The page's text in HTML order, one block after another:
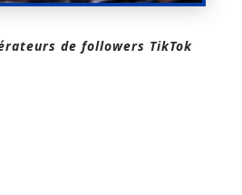
de followers TikTok